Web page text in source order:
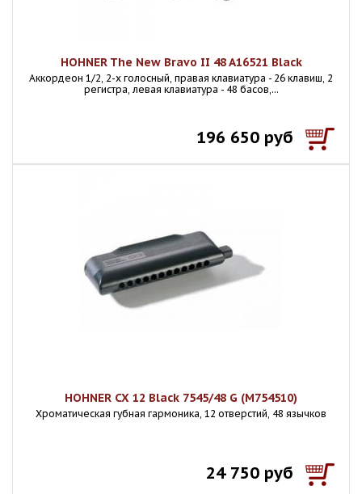
HOHNER The New Bravo II 48 A16521 Black
Аккордеон 1/2, 2-х голосный, правая клавиатура - 26 клавиш, 2
регистра, левая клавиатура - 48 басов,...
196 650 руб
HOHNER CX 12 Black 7545/48 G (M754510)
Хроматическая губная гармоника, 12 отверстий, 48 язычков
24 750 руб